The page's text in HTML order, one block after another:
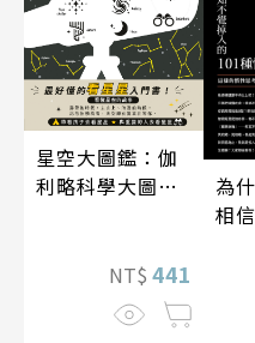
星空大圖鑑：伽
利略科學大圖鑑
NT$ 441
為
相